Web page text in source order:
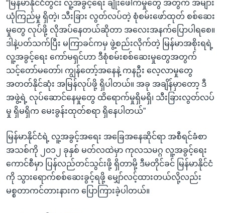
“မြန်မာနိုင်ငံတွင်း လူ့အခွင့်ရေး ချိုးဖေါက်မှုတွေ အတွက် အများ
ယုံကြည်မှု ရှိတဲ့၊ သီးခြား လွတ်လပ်တဲ့ စုံစမ်းဖော်ထုတ် စစ်ဆေး
မှုတွေ လုပ်ဖို့ လိုအပ်နေတယ်ဆိုတာ အလေးအနက်ပြောပါရစေ။
ဒါနဲ့ပတ်သက်ပြီး မကြာခင်ကမှ ဖွဲ့စည်းလိုက်တဲ့ မြန်မာအစိုးရရဲ့
လူ့အခွင့်ရေး ကော်မရှင်ဟာ ဒီစုံစမ်းစစ်ဆေးမှုတွေအတွက်
သင့်တော်မတော်၊ ကျွန်တော့်အနေနဲ့ ကနဦး လေ့လာမှုတွေ
အတတ်နိုင်ဆုံး အမြန်လုပ်ဖို့ ရှိပါတယ်။ အခု အချိန်မှာတော့ ဒီ
အဖွဲ့ရဲ့ လုပ်ဆောင်နေမှုတွေ ထိရောက်မှုရှိမရှိ၊ သီးခြားလွတ်လပ်
မှု ရှိမရှိက မေးခွန်းထုတ်စရာ ရှိနေပါတယ်”
မြန်မာနိုင်ငံရဲ့ လူ့အခွင့်အရေး အခြေအနေဆိုင်ရာ အစီရင်ခံစာ
အသစ်ကို ၂၀၁၂ ခုနှစ် မတ်လထဲမှာ ကုလသမဂ္ဂ လူ့အခွင့်ရေး
ကောင်စီမှာ ပြန်လည်တင်သွင်းဖို့ ရှိတာမို့ ဒီမတိုင်ခင် မြန်မာနိုင်ငံ
ကို သွားရောက်စစ်ဆေးခွင့်ရဖို့ မျှော်လင့်ထားတယ်လို့လည်း
မစ္စတာကင်တားနားက ပြောကြားခဲ့ပါတယ်။